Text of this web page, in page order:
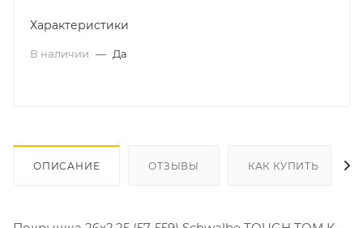
Характеристики
В наличии — Да
ОПИСАНИЕ ОТЗЫВЫ КАК КУПИТЬ